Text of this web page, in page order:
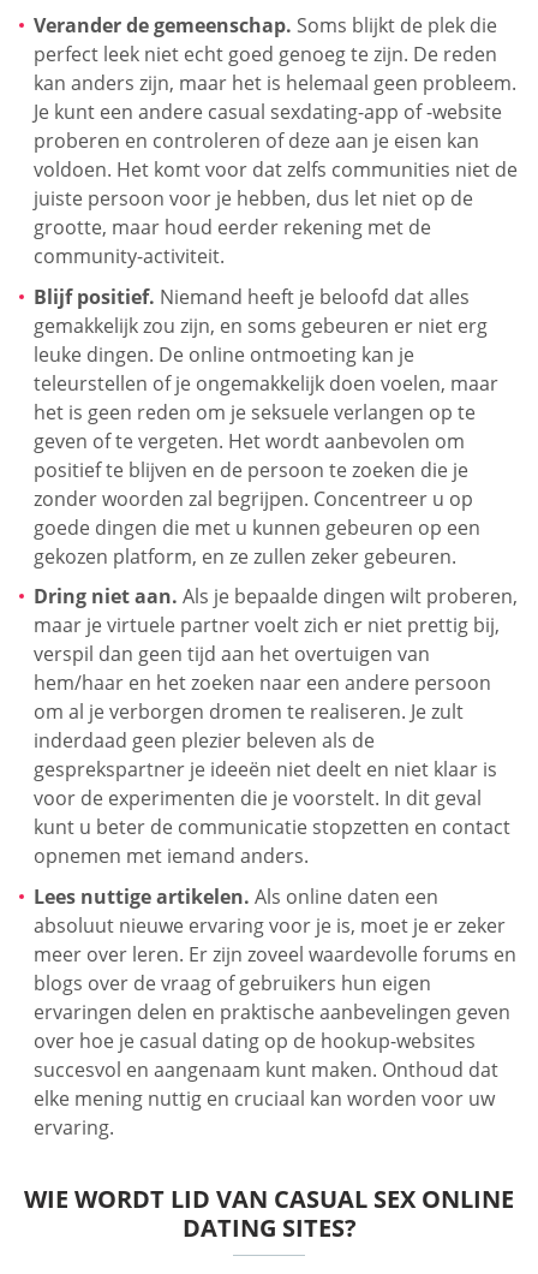
Verander de gemeenschap. Soms blijkt de plek die
perfect leek niet echt goed genoeg te zijn. De reden
kan anders zijn, maar het is helemaal geen probleem.
Je kunt een andere casual sexdating-app of -website
proberen en controleren of deze aan je eisen kan
voldoen. Het komt voor dat zelfs communities niet de
juiste persoon voor je hebben, dus let niet op de
grootte, maar houd eerder rekening met de
community-activiteit.
Blijf positief. Niemand heeft je beloofd dat alles
gemakkelijk zou zijn, en soms gebeuren er niet erg
leuke dingen. De online ontmoeting kan je
teleurstellen of je ongemakkelijk doen voelen, maar
het is geen reden om je seksuele verlangen op te
geven of te vergeten. Het wordt aanbevolen om
positief te blijven en de persoon te zoeken die je
zonder woorden zal begrijpen. Concentreer u op
goede dingen die met u kunnen gebeuren op een
gekozen platform, en ze zullen zeker gebeuren.
Dring niet aan. Als je bepaalde dingen wilt proberen,
maar je virtuele partner voelt zich er niet prettig bij,
verspil dan geen tijd aan het overtuigen van
hem/haar en het zoeken naar een andere persoon
om al je verborgen dromen te realiseren. Je zult
inderdaad geen plezier beleven als de
gesprekspartner je ideeën niet deelt en niet klaar is
voor de experimenten die je voorstelt. In dit geval
kunt u beter de communicatie stopzetten en contact
opnemen met iemand anders.
Lees nuttige artikelen. Als online daten een
absoluut nieuwe ervaring voor je is, moet je er zeker
meer over leren. Er zijn zoveel waardevolle forums en
blogs over de vraag of gebruikers hun eigen
ervaringen delen en praktische aanbevelingen geven
over hoe je casual dating op de hookup-websites
succesvol en aangenaam kunt maken. Onthoud dat
elke mening nuttig en cruciaal kan worden voor uw
ervaring.
WIE WORDT LID VAN CASUAL SEX ONLINE
DATING SITES?